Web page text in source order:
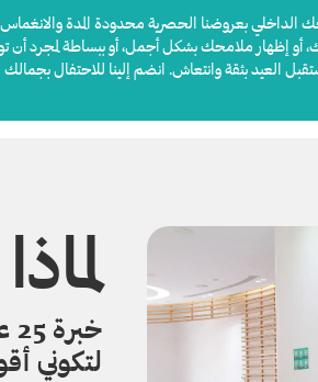
بعروضنا الحصرية محدودة المدة
أو إظهار ملامحك بشكل أجمل، أو ببساطة لمجرد
العيد بثقة وانتعاش. انضم إلينا للاحتفال
لتكوني